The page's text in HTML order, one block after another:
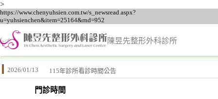
>
https://www.chenyuhsien.com.tw/s_newsread.aspx?
u=yuhsienchen&item=25164&rnd=952
陳昱先整形外科診所
2026/01/13 115年診所看診時間公告
門診時間